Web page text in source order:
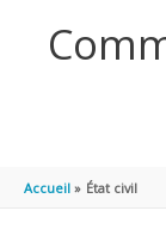
Accueil État civil